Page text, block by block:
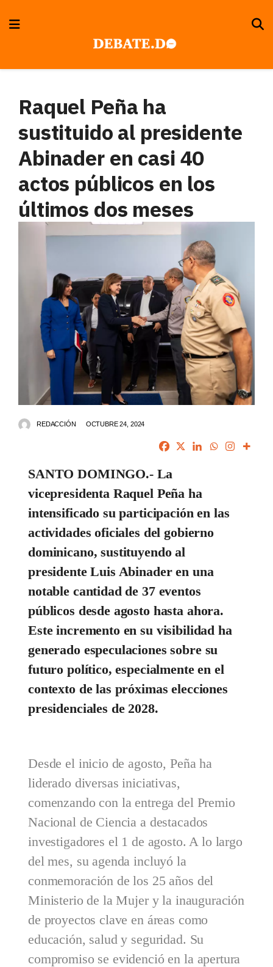
Raquel Peña ha
sustituido al presidente
Abinader en casi 40
actos públicos en los
últimos dos meses
REDACCIÓN OCTUBRE 24, 2024
SANTO DOMINGO.- La
vicepresidenta Raquel Peña ha
intensificado su participación en las
actividades oficiales del gobierno
dominicano, sustituyendo al
presidente Luis Abinader en una
notable cantidad de 37 eventos
públicos desde agosto hasta ahora.
Este incremento en su visibilidad ha
generado especulaciones sobre su
futuro político, especialmente en el
contexto de las próximas elecciones
presidenciales de 2028.
Desde el inicio de agosto, Peña ha
liderado diversas iniciativas,
comenzando con la entrega del Premio
Nacional de Ciencia a destacados
investigadores el 1 de agosto. A lo largo
del mes, su agenda incluyó la
conmemoración de los 25 años del
Ministerio de la Mujer y la inauguración
de proyectos clave en áreas como
educación, salud y seguridad. Su
compromiso se evidenció en la apertura